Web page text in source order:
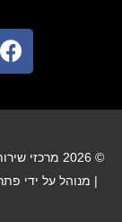
פ
י
ו
© 2026
| מנוהל על ידי